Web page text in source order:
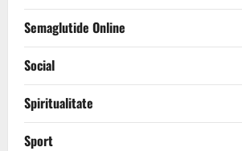
Semaglutide Online
Social
Spiritualitate
Sport